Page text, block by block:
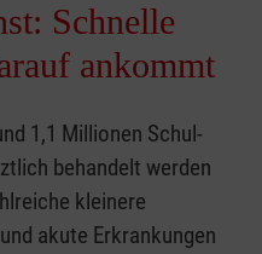
Schnelle
ankommt
1,1 Millionen Schul-
behandelt werden
kleinere
akute Erkrankungen